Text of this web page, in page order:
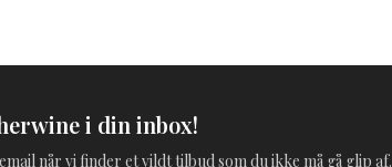
i din inbox!
når vi finder et vildt tilbud som du ikke må gå glip af.